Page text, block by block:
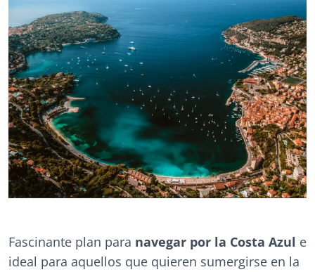
Fascinante plan para navegar por la Costa Azul e
ideal para aquellos que quieren sumergirse en la